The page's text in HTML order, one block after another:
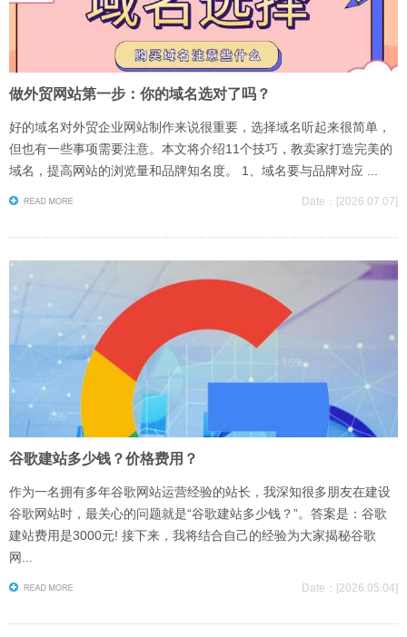
做外贸网站第一步：你的域名选对了吗？
好的域名对外贸企业网站制作来说很重要，选择域名听起来很简单，
但也有一些事项需要注意。本文将介绍11个技巧，教卖家打造完美的
域名，提高网站的浏览量和品牌知名度。 1、域名要与品牌对应 ...
Date：[2026.07.07]
谷歌建站多少钱？价格费用？
作为一名拥有多年谷歌网站运营经验的站长，我深知很多朋友在建设
谷歌网站时，最关心的问题就是“谷歌建站多少钱？”。答案是：谷歌
建站费用是3000元! 接下来，我将结合自己的经验为大家揭秘谷歌
网...
Date：[2026.05.04]